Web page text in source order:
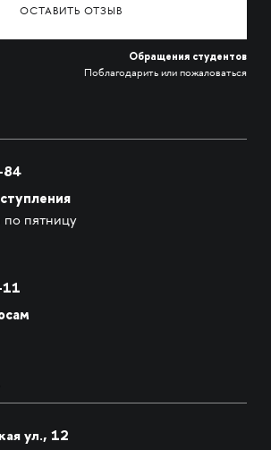
ОСТАВИТЬ ОТЗЫВ
Обращения студентов
Поблагодарить или пожаловаться
84
пятницу
ул., 12